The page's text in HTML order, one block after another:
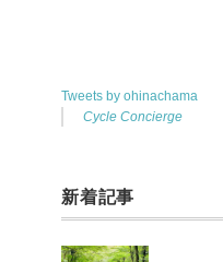
Tweets by ohinachama
Cycle Concierge
新着記事